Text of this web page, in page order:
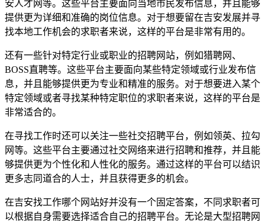
安人才网等。这些平台主要面向当地市民发布信息，并且能够
提供更为详细和准确的岗位信息。对于想要留在吉安发展并寻
找本地工作机会的求职者来说，这样的平台是非常有用的。
还有一些针对特定行业或职业的招聘网站，例如猎聘网、
BOSS直聘等。这些平台主要面向某些特定领域或行业发布信
息，并且能够提供更为专业和精准的服务。对于想要进入某个
特定领域或者寻找某种特定职位的求职者来说，这样的平台是
非常适合的。
在寻找工作时还可以关注一些社交招聘平台，例如领英、拉勾
网等。这些平台主要通过社交网络来进行招聘和推荐，并且能
够提供更为个性化和人性化的服务。通过这样的平台可以结识
更多志同道合的人士，并且获得更多的机会。
在吉安找工作哪个网站好并没有一个固定答案，不同求职者可
以根据自身需要选择适合自己的招聘平台。无论是大型招聘网